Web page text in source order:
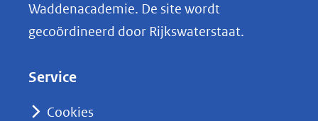
k
e
Waddenacademie. De site wordt
gecoördineerd door Rijkswaterstaat.
Service
Cookies